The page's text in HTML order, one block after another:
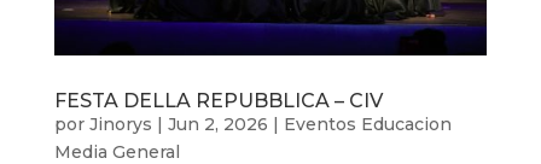
FESTA DELLA REPUBBLICA – CIV
por Jinorys | Jun 2, 2026 | Eventos Educacion
Media General